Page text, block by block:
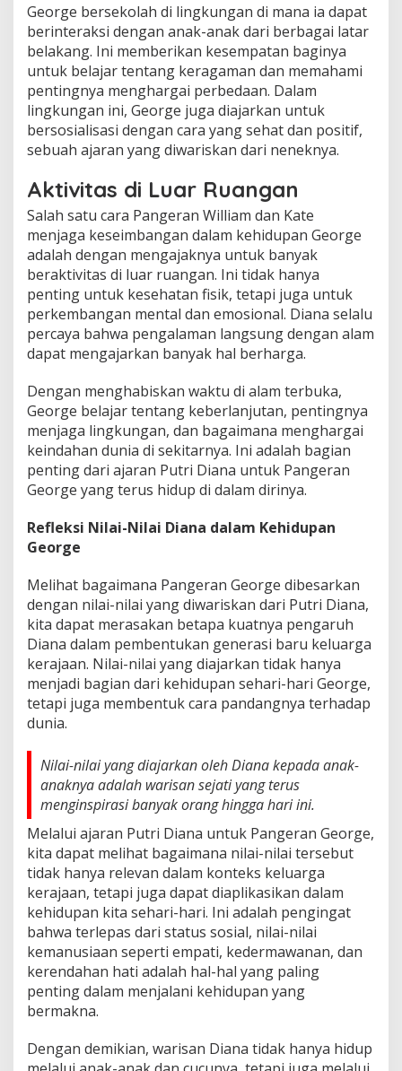
George bersekolah di lingkungan di mana ia dapat
berinteraksi dengan anak-anak dari berbagai latar
belakang. Ini memberikan kesempatan baginya
untuk belajar tentang keragaman dan memahami
pentingnya menghargai perbedaan. Dalam
lingkungan ini, George juga diajarkan untuk
bersosialisasi dengan cara yang sehat dan positif,
sebuah ajaran yang diwariskan dari neneknya.
Aktivitas di Luar Ruangan
Salah satu cara Pangeran William dan Kate
menjaga keseimbangan dalam kehidupan George
adalah dengan mengajaknya untuk banyak
beraktivitas di luar ruangan. Ini tidak hanya
penting untuk kesehatan fisik, tetapi juga untuk
perkembangan mental dan emosional. Diana selalu
percaya bahwa pengalaman langsung dengan alam
dapat mengajarkan banyak hal berharga.
Dengan menghabiskan waktu di alam terbuka,
George belajar tentang keberlanjutan, pentingnya
menjaga lingkungan, dan bagaimana menghargai
keindahan dunia di sekitarnya. Ini adalah bagian
penting dari ajaran Putri Diana untuk Pangeran
George yang terus hidup di dalam dirinya.
Refleksi Nilai-Nilai Diana dalam Kehidupan
George
Melihat bagaimana Pangeran George dibesarkan
dengan nilai-nilai yang diwariskan dari Putri Diana,
kita dapat merasakan betapa kuatnya pengaruh
Diana dalam pembentukan generasi baru keluarga
kerajaan. Nilai-nilai yang diajarkan tidak hanya
menjadi bagian dari kehidupan sehari-hari George,
tetapi juga membentuk cara pandangnya terhadap
dunia.
Nilai-nilai yang diajarkan oleh Diana kepada anak-
anaknya adalah warisan sejati yang terus
menginspirasi banyak orang hingga hari ini.
Melalui ajaran Putri Diana untuk Pangeran George,
kita dapat melihat bagaimana nilai-nilai tersebut
tidak hanya relevan dalam konteks keluarga
kerajaan, tetapi juga dapat diaplikasikan dalam
kehidupan kita sehari-hari. Ini adalah pengingat
bahwa terlepas dari status sosial, nilai-nilai
kemanusiaan seperti empati, kedermawanan, dan
kerendahan hati adalah hal-hal yang paling
penting dalam menjalani kehidupan yang
bermakna.
Dengan demikian, warisan Diana tidak hanya hidup